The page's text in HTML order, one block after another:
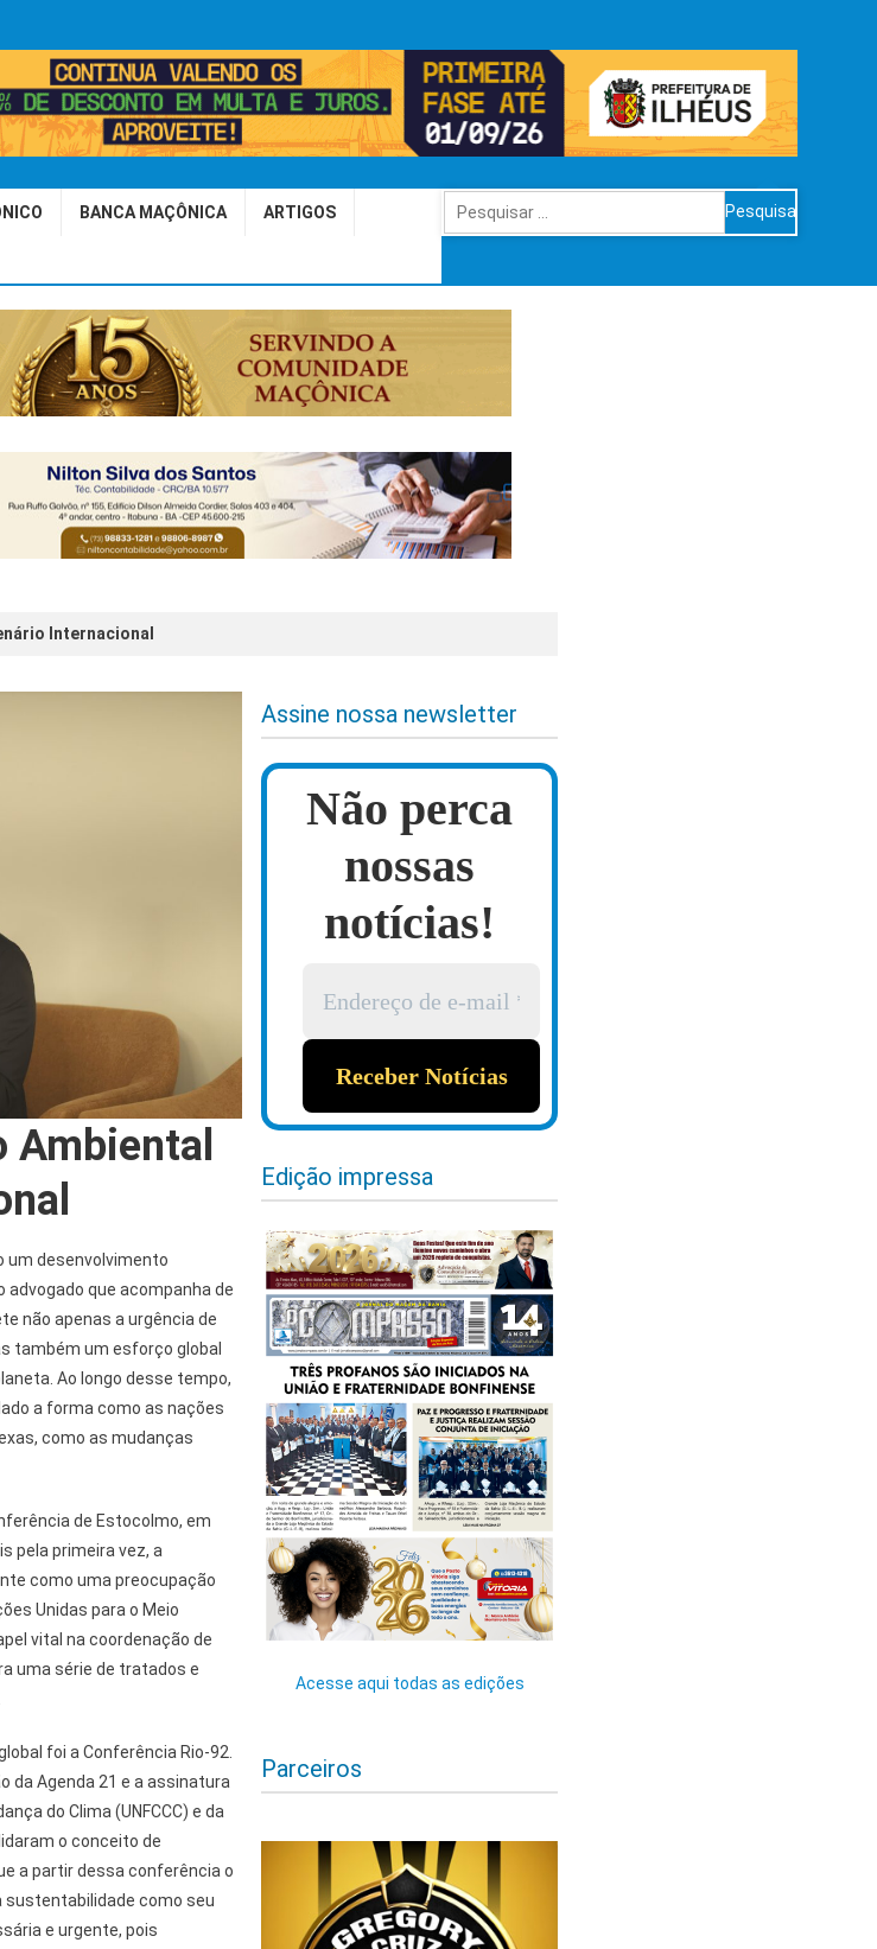
BANCA MAÇÔNICA ARTIGOS
Pesquisar
por:
Internacional
Ambiental
um desenvolvimento
que acompanha de
não apenas a urgência de
também um esforço global
Ao longo desse tempo,
a forma como as nações
como as mudanças
de Estocolmo, em
pela primeira vez, a
como uma preocupação
Unidas para o Meio
vital na coordenação de
uma série de tratados e
foi a Conferência Rio-92.
da Agenda 21 e a assinatura
do Clima (UNFCCC) e da
o conceito de
a partir dessa conferência o
sustentabilidade como seu
e urgente, pois
Assine nossa newsletter
Não perca
nossas
notícias!
Edição impressa
Acesse aqui todas as edições
Parceiros